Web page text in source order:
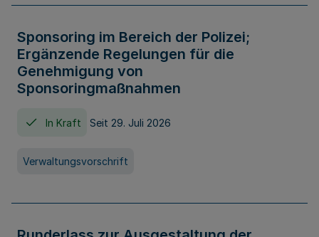
Sponsoring im Bereich der Polizei;
Ergänzende Regelungen für die
Genehmigung von
Sponsoringmaßnahmen
In Kraft Seit 29. Juli 2026
Verwaltungsvorschrift